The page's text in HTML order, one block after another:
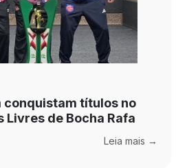
conquistam títulos no
Livres de Bocha Rafa
Leia mais →